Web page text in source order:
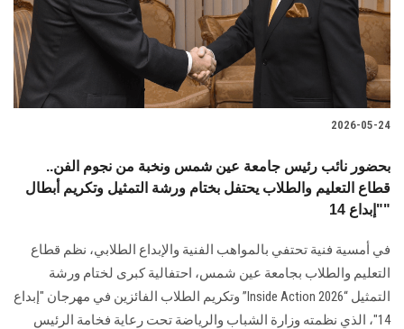
2026-05-24
بحضور نائب رئيس جامعة عين شمس ونخبة من نجوم الفن..
قطاع التعليم والطلاب يحتفل بختام ورشة التمثيل وتكريم أبطال
"إبداع 14"
في أمسية فنية تحتفي بالمواهب الفنية والإبداع الطلابي، نظم قطاع
التعليم والطلاب بجامعة عين شمس، احتفالية كبرى لختام ورشة
التمثيل “Inside Action 2026” وتكريم الطلاب الفائزين في مهرجان "إبداع
14"، الذي نظمته وزارة الشباب والرياضة تحت رعاية فخامة الرئيس